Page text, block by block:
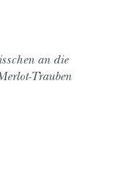
an die
Trauben